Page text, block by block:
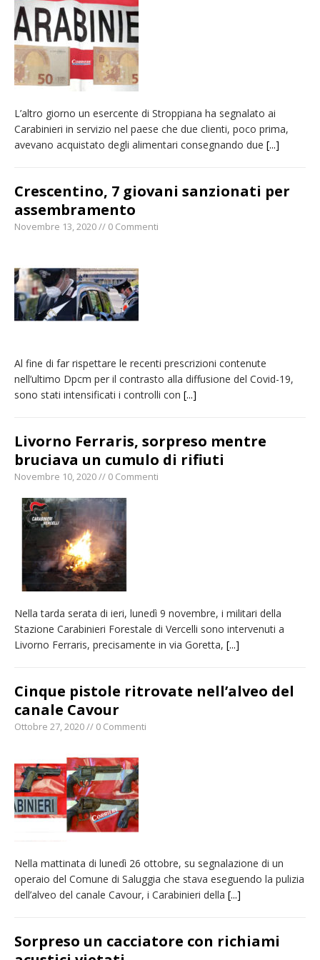
Quel giardino davanti all’ospedale curato da
otto soggetti autistici in cura all’Asl di
Vercelli
Dopo caldo e incendi, il maltempo estremo:
nell’Alto Novarese si contano i danni del
nubifragio di venerdì
Dieci anni fa l’ingresso a Vercelli
dell’arcivescovo mons. Marco Arnolfo
L’altro giorno un esercente di Stroppiana ha segnalato ai
Carabinieri in servizio nel paese che due clienti, poco prima,
avevano acquistato degli alimentari consegnando due [...]
Crescentino, 7 giovani sanzionati per
assembramento
Novembre 13, 2020 // 0 Commenti
Al fine di far rispettare le recenti prescrizioni contenute
nell’ultimo Dpcm per il contrasto alla diffusione del Covid-19,
sono stati intensificati i controlli con [...]
Livorno Ferraris, sorpreso mentre
bruciava un cumulo di rifiuti
Novembre 10, 2020 // 0 Commenti
Nella tarda serata di ieri, lunedì 9 novembre, i militari della
Stazione Carabinieri Forestale di Vercelli sono intervenuti a
Livorno Ferraris, precisamente in via Goretta, [...]
Cinque pistole ritrovate nell’alveo del
canale Cavour
Ottobre 27, 2020 // 0 Commenti
Nella mattinata di lunedì 26 ottobre, su segnalazione di un
operaio del Comune di Saluggia che stava eseguendo la pulizia
dell’alveo del canale Cavour, i Carabinieri della [...]
Sorpreso un cacciatore con richiami